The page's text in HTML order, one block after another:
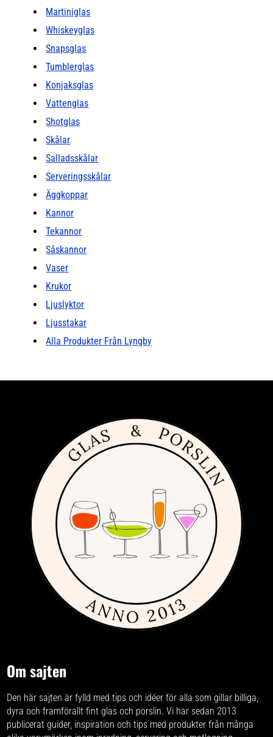
Martiniglas
Whiskeyglas
Snapsglas
Tumblerglas
Konjaksglas
Vattenglas
Shotglas
Skålar
Salladsskålar
Serveringsskålar
Äggkoppar
Kannor
Tekannor
Såskannor
Vaser
Krukor
Ljuslyktor
Ljusstakar
Alla Produkter Från Lyngby
Om sajten
Den här sajten är fylld med tips och idéer för alla som gillar billiga,
dyra och framförallt fint glas och porslin. Vi har sedan 2013
publicerat guider, inspiration och tips med produkter från många